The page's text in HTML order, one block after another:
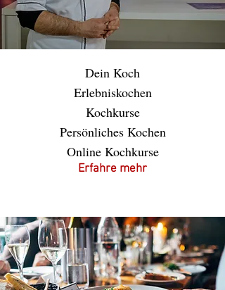
Dein Koch
Erlebniskochen
Kochkurse
Persönliches Kochen
Online Kochkurse
Erfahre mehr